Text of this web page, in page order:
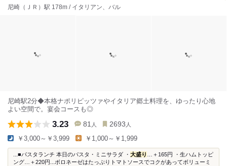
尼崎（ＪＲ）駅 178m / イタリアン、バル
尼崎駅2分◆本格ナポリピッツァやイタリア郷土料理を、ゆったり心地
よい空間で。宴会コースも◎
3.23 81 人 2693 人
￥3,000～￥3,999 ￥1,000～￥1,999
...■パスタランチ 本日のパスタ・ミニサラダ ・ 大盛り
…＋165円 ・生ハムトッピ
ング…＋220円...ボロネーゼはたっぷりトマトソースでコクがあってボリューミ